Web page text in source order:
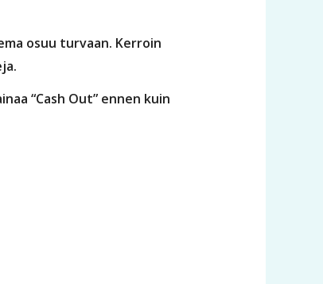
osuu turvaan. Kerroin
“Cash Out” ennen kuin